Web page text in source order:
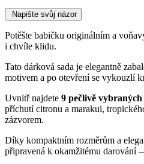
Napište svůj názor
Potěšte babičku originálním a
i chvíle klidu.
Tato dárková sada je elegantně
motivem a po otevření se vykouzlí
Uvnitř najdete 9 pečlivě
příchutí citronu a marakui,
zázvorem.
Díky kompaktním rozměrům a
připravená k okamžitému darování